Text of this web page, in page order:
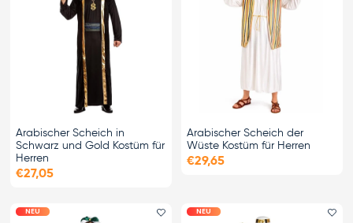
Arabischer Scheich in
Schwarz und Gold Kostüm für
Herren
€27,05
Arabischer Scheich der
Wüste Kostüm für Herren
€29,65
NEU Favorit hinzufügen
NEU